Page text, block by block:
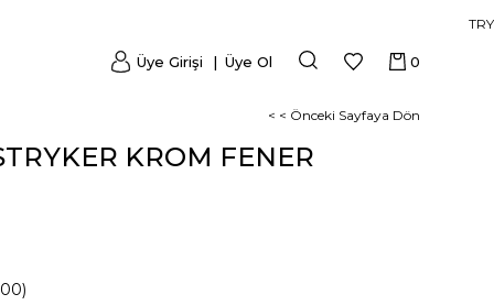
TRY
0
Üye Girişi Üye Ol
< < Önceki Sayfaya Dön
KROM FENER